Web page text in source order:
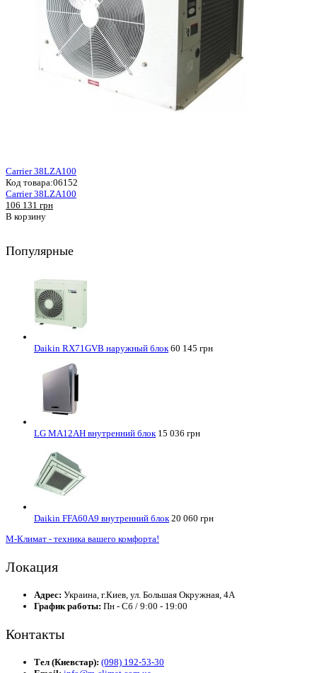
Carrier 38LZA100
Код товара:06152
Carrier 38LZA100
106 131 грн
В корзину
Популярные
Daikin RX71GVB наружный блок 60 145 грн
LG MA12AH внутренний блок 15 036 грн
Daikin FFA60A9 внутренний блок 20 060 грн
М-Климат - техника вашего комфорта!
Локация
Адрес: Украина, г.Киев, ул. Большая Окружная, 4А
График работы: Пн - Сб / 9:00 - 19:00
Контакты
Тел (Киевстар): (098) 192-53-30